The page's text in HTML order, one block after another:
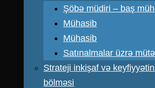
Şöbə müdiri – baş
Mühasib
Mühasib
Satınalmalar üzrə
Strateji inkişaf və keyfiyyətin
bölməsi